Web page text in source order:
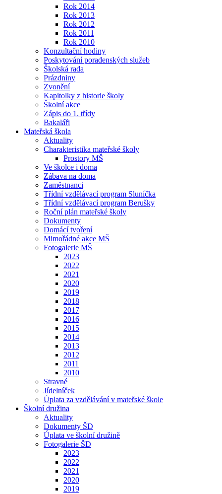
Rok 2014
Rok 2013
Rok 2012
Rok 2011
Rok 2010
Konzultační hodiny
Poskytování poradenských služeb
Školská rada
Prázdniny
Zvonění
Kapitolky z historie školy
Školní akce
Zápis do 1. třídy
Bakaláři
Mateřská škola
Aktuality
Charakteristika mateřské školy
Prostory MŠ
Ve školce i doma
Zábava na doma
Zaměstnanci
Třídní vzdělávací program Sluníčka
Třídní vzdělávací program Berušky
Roční plán mateřské školy
Dokumenty
Domácí tvoření
Mimořádné akce MŠ
Fotogalerie MŠ
2023
2022
2021
2020
2019
2018
2017
2016
2015
2014
2013
2012
2011
2010
Stravné
Jídelníček
Úplata za vzdělávání v mateřské škole
Školní družina
Aktuality
Dokumenty ŠD
Úplata ve školní družině
Fotogalerie ŠD
2023
2022
2021
2020
2019